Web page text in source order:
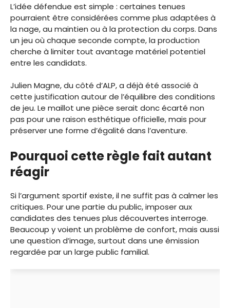
L’idée défendue est simple : certaines tenues
pourraient être considérées comme plus adaptées à
la nage, au maintien ou à la protection du corps. Dans
un jeu où chaque seconde compte, la production
cherche à limiter tout avantage matériel potentiel
entre les candidats.
Julien Magne, du côté d’ALP, a déjà été associé à
cette justification autour de l’équilibre des conditions
de jeu. Le maillot une pièce serait donc écarté non
pas pour une raison esthétique officielle, mais pour
préserver une forme d’égalité dans l’aventure.
Pourquoi cette règle fait autant
réagir
Si l’argument sportif existe, il ne suffit pas à calmer les
critiques. Pour une partie du public, imposer aux
candidates des tenues plus découvertes interroge.
Beaucoup y voient un problème de confort, mais aussi
une question d’image, surtout dans une émission
regardée par un large public familial.